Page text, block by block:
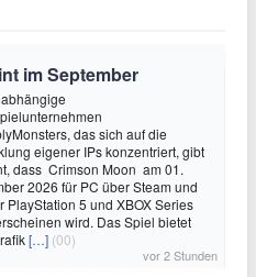
im September
das sich auf die
eigener IPs konzentriert, gibt
dass Crimson Moon am 01.
2026 für PC über Steam und
PlayStation 5 und XBOX Series
wird. Das Spiel bietet
[…] (00)
vor 2 Stunden